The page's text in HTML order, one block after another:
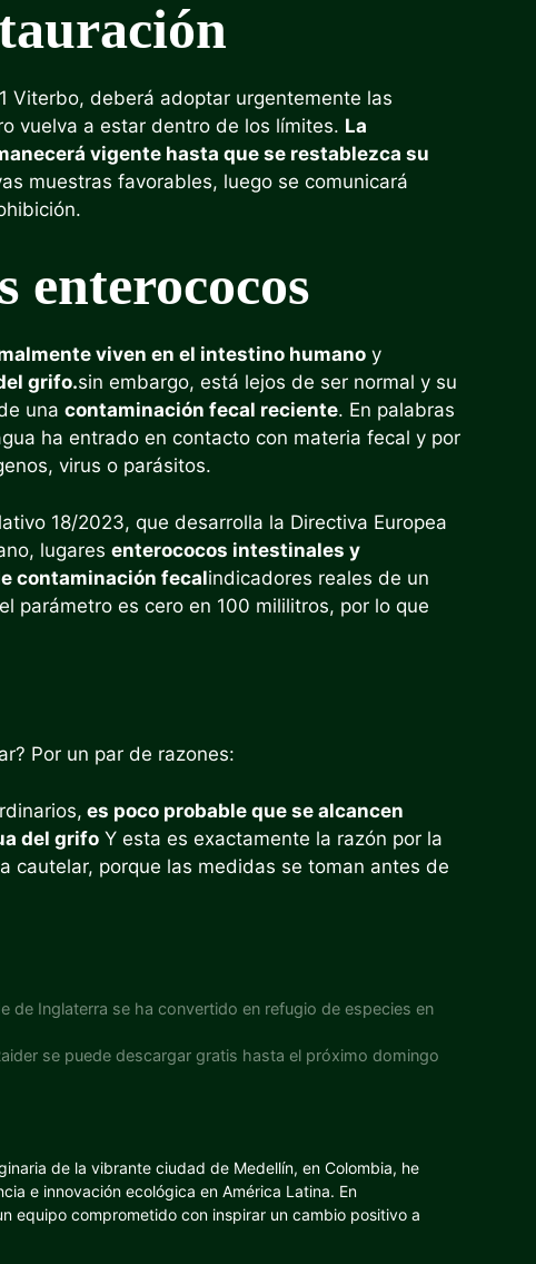
Viterbo, deberá adoptar urgentemente las
vuelva a estar dentro de los límites. La
vigente hasta que se restablezca su
muestras favorables, luego se comunicará
enterococos
viven en el intestino humano y
grifo.sin embargo, está lejos de ser normal y su
una contaminación fecal reciente. En palabras
ha entrado en contacto con materia fecal y por
virus o parásitos.
18/2023, que desarrolla la Directiva Europea
lugares enterococos intestinales y
contaminación fecalindicadores reales de un
parámetro es cero en 100 mililitros, por lo que
Por un par de razones:
es poco probable que se alcancen
del grifo Y esta es exactamente la razón por la
cautelar, porque las medidas se toman antes de
de Inglaterra se ha convertido en refugio de especies en
se puede descargar gratis hasta el próximo domingo
de la vibrante ciudad de Medellín, en Colombia, he
e innovación ecológica en América Latina. En
equipo comprometido con inspirar un cambio positivo a